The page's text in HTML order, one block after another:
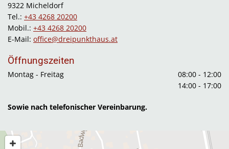
9322 Micheldorf
Tel.: +43 4268 20200
Mobil.: +43 4268 20200
E-Mail: office@dreipunkthaus.at
Öffnungszeiten
Montag - Freitag
08:00 - 12:00
14:00 - 17:00
Sowie nach telefonischer Vereinbarung.